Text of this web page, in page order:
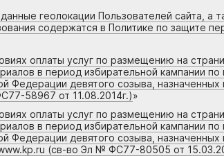
геолокации Пользователей сайта,
содержатся в Политике по защите
оплаты услуг по размещению на
в период избирательной кампании
Федерации девятого созыва,
58967 от 11.08.2014г.)»
оплаты услуг по размещению на
в период избирательной кампании
Федерации девятого созыва,
(св-во Эл № ФС77-80505 от